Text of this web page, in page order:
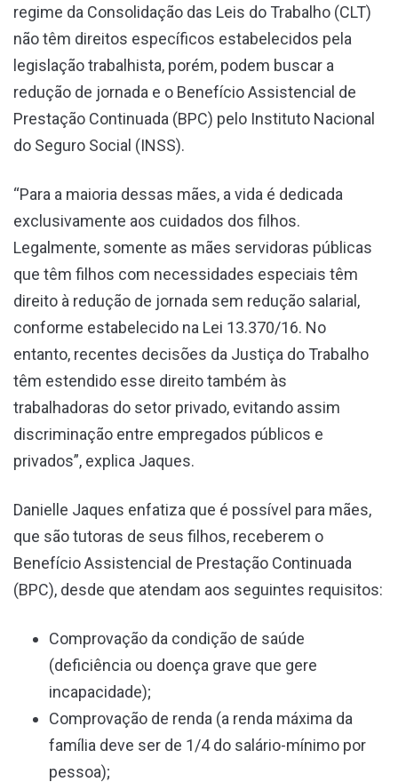
regime da Consolidação das Leis do Trabalho (CLT)
não têm direitos específicos estabelecidos pela
legislação trabalhista, porém, podem buscar a
redução de jornada e o Benefício Assistencial de
Prestação Continuada (BPC) pelo Instituto Nacional
do Seguro Social (INSS).
“Para a maioria dessas mães, a vida é dedicada
exclusivamente aos cuidados dos filhos.
Legalmente, somente as mães servidoras públicas
que têm filhos com necessidades especiais têm
direito à redução de jornada sem redução salarial,
conforme estabelecido na Lei 13.370/16. No
entanto, recentes decisões da Justiça do Trabalho
têm estendido esse direito também às
trabalhadoras do setor privado, evitando assim
discriminação entre empregados públicos e
privados”, explica Jaques.
Danielle Jaques enfatiza que é possível para mães,
que são tutoras de seus filhos, receberem o
Benefício Assistencial de Prestação Continuada
(BPC), desde que atendam aos seguintes requisitos:
Comprovação da condição de saúde
(deficiência ou doença grave que gere
incapacidade);
Comprovação de renda (a renda máxima da
família deve ser de 1/4 do salário-mínimo por
pessoa);